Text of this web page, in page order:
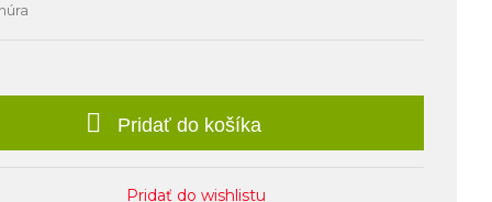
Pridať do košíka
Pridať do wishlistu